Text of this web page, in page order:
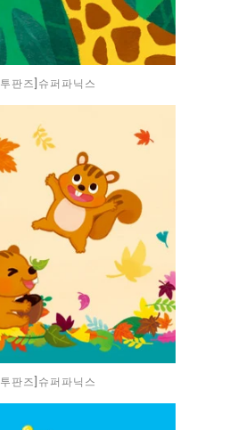
[투판즈]슈퍼파닉스
[투판즈]슈퍼파닉스